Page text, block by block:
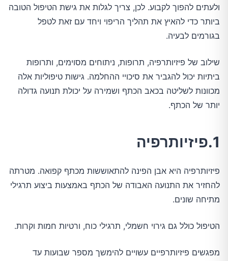
ולעתים להפוך לקבוע. לכן, צריך לגלות את גישת הטיפול הטובה
ביותר כדי להאיץ את תהליך הריפוי ויחד עם זאת לטפל
בגורמים לבעיה.
שילוב של פיזיותרפיה, תרופות, ניתוחים מסוימים, ותרופות
ביתיות יכול להגביר את סיכויי ההחלמה. גישות טיפוליות אלה
מכוונות לשליטה בכאב הכתף ושמירה על יכולת תנועה גדולה
יותר של הכתף.
1.פיזיותרפיה
פיזיותרפיה היא אבן הפינה להתאוששות מכתף קפואה. מטרתה
להחזיר את התנועה האבודה של הכתף באמצעות ביצוע תרגילי
מתיחה שונים.
הטיפול כולל גם גירוי חשמלי, תרגילי כוח, ורטיות חמות וקרות.
מפגשים פיזיותרפיים עשויים להימשך מספר שבועות עד